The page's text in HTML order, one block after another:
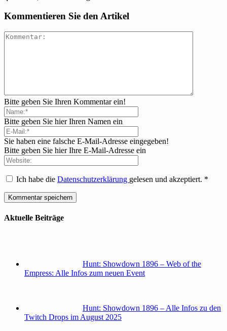
Kommentieren Sie den Artikel
Bitte geben Sie Ihren Kommentar ein!
Bitte geben Sie hier Ihren Namen ein
Sie haben eine falsche E-Mail-Adresse eingegeben!
Bitte geben Sie hier Ihre E-Mail-Adresse ein
Ich habe die Datenschutzerklärung gelesen und akzeptiert. *
Aktuelle Beiträge
Hunt: Showdown 1896 – Web of the
Empress: Alle Infos zum neuen Event
Hunt: Showdown 1896 – Alle Infos zu den
Twitch Drops im August 2025